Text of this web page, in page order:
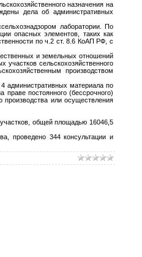
назначения на
дела об административных
лаборатории. По
опасных элементов, таких как
по ч.2 ст. 8.6 КоАП РФ, с
и земельных отношений
сельскохозяйственного
производством
административных материала по
постоянного (бессрочного)
производства или осуществления
общей площадью 16046,5
проведено 344 консультации и